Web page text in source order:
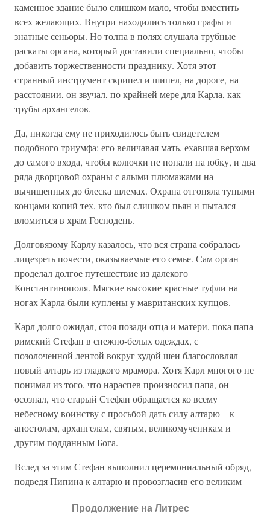
каменное здание было слишком мало, чтобы вместить
всех желающих. Внутри находились только графы и
знатные сеньоры. Но толпа в полях слушала трубные
раскаты органа, который доставили специально, чтобы
добавить торжественности празднику. Хотя этот
странный инструмент скрипел и шипел, на дороге, на
расстоянии, он звучал, по крайней мере для Карла, как
трубы архангелов.
Да, никогда ему не приходилось быть свидетелем
подобного триумфа: его величавая мать, ехавшая верхом
до самого входа, чтобы колючки не попали на юбку, и два
ряда дворцовой охраны с алыми плюмажами на
вычищенных до блеска шлемах. Охрана отгоняла тупыми
концами копий тех, кто был слишком пьян и пытался
вломиться в храм Господень.
Долговязому Карлу казалось, что вся страна собралась
лицезреть почести, оказываемые его семье. Сам орган
проделал долгое путешествие из далекого
Константинополя. Мягкие высокие красные туфли на
ногах Карла были куплены у мавританских купцов.
Карл долго ожидал, стоя позади отца и матери, пока папа
римский Стефан в снежно-белых одеждах, с
позолоченной лентой вокруг худой шеи благословлял
новый алтарь из гладкого мрамора. Хотя Карл многого не
понимал из того, что нараспев произносил папа, он
осознал, что старый Стефан обращается ко всему
небесному воинству с просьбой дать силу алтарю – к
апостолам, архангелам, святым, великомученикам и
другим подданным Бога.
Вслед за этим Стефан выполнил церемониальный обряд,
подведя Пипина к алтарю и провозгласив его великим
человеком, королем франков и «римским патрицием».
После чего Стефан из крошечного серебряного рога
Продолжение на Литрес